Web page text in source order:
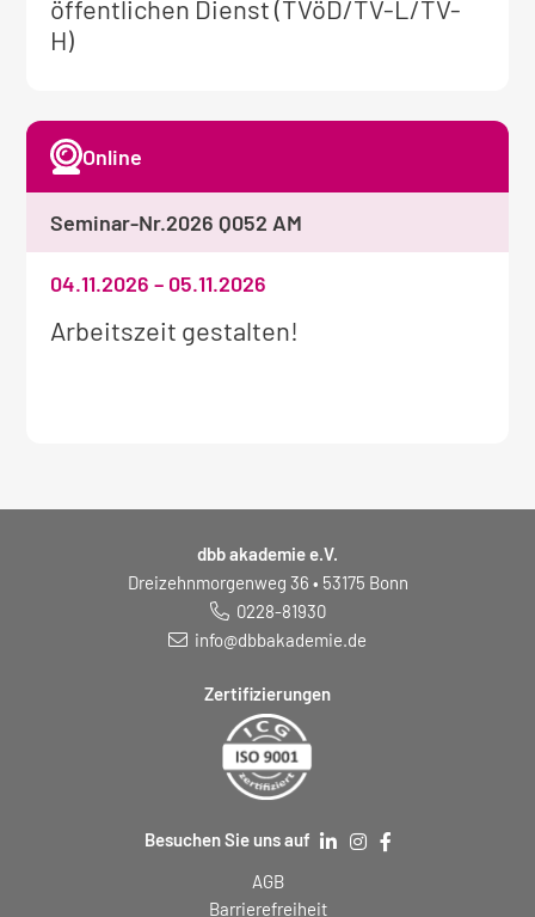
Informationen
zum
öffentlichen Dienst (TVöD/TV-L/TV-
H)
Weitere
Arbeitszeit gestalten!
04.11.2026– 05.11.2026
Online
Seminar-Nr.2026 Q052 AM
dbb akademie e.V.
Dreizehnmorgenweg 36 • 53175 Bonn
0228-81930
info@dbbakademie.de
Zertifizierungen
Besuchen Sie uns auf
AGB
Barrierefreiheit